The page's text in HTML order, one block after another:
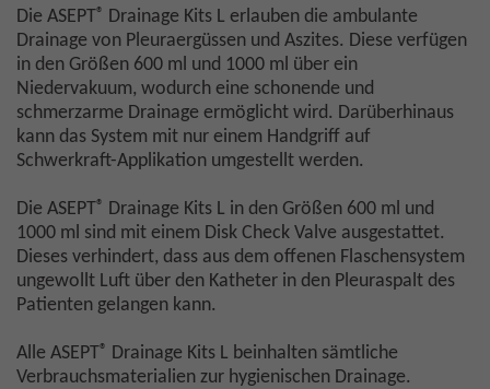
Die ASEPT® Drainage Kits L erlauben die ambulante
Drainage von Pleuraergüssen und Aszites. Diese verfügen
in den Größen 600 ml und 1000 ml über ein
Niedervakuum, wodurch eine schonende und
schmerzarme Drainage ermöglicht wird. Darüberhinaus
kann das System mit nur einem Handgriff auf
Schwerkraft-Applikation umgestellt werden.
Die ASEPT® Drainage Kits L in den Größen 600 ml und
1000 ml sind mit einem Disk Check Valve ausgestattet.
Dieses verhindert, dass aus dem offenen Flaschensystem
ungewollt Luft über den Katheter in den Pleuraspalt des
Patienten gelangen kann.
Alle ASEPT® Drainage Kits L beinhalten sämtliche
Verbrauchsmaterialien zur hygienischen Drainage.